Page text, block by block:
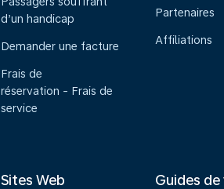
d’un handicap
Demander une facture
Frais de
réservation - Frais de
service
Partenaires
Affiliations
Sites Web
Guides